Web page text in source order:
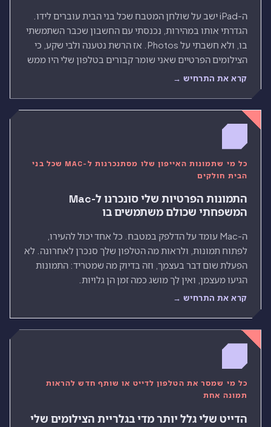
ה-iPad ישב על שולחן המטבח שכל בני הבית עוברים לידו.
הגדרתי אותו במהירות, נכנסתי עם החשבון שכבר השתמשתי
בו, ולא חשבתי על Photos. אז הרשת נטענה ולבי שקע, כי
הצילומים הפרטיים שאני שומר קבורים בטלפון שלי היו ממש
שם בראש, בגודל מלא, על מסך שכל אחד יכול להחליק בו.
קרא את התרחיש →
כל מי שתמונות האייפון שלו מסתנכרנות ל-MAC שכל בני
הבית חולקים
התמונות הפרטיות שלי סונכרנו ל-Mac
המשפחתי שכולם משתמשים בו
ה-Mac עומד על הדלפק במטבח. כל אחד יכול להעירו,
לפתוח תמונות, ולראות מה הטלפון שלך סנכרן לאחרונה. לא
הפעלת שום דבר בעצמך, וזה בדיוק מה שמטריד: התמונות
הגיעו מעצמן, ואין לך מושג כמה זמן הן גלויות.
קרא את התרחיש →
כל מי שמסר את הטלפון לדייט או שותף חדש להראות
תמונה אחת
הדייט שלי גלל יותר מדי בגלריית הצילומים שלי